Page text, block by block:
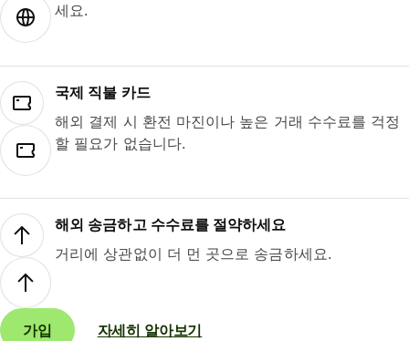
세요.
국제 직불 카드
해외 결제 시 환전 마진이나 높은 거래 수수료를 걱정
할 필요가 없습니다.
해외 송금하고 수수료를 절약하세요
거리에 상관없이 더 먼 곳으로 송금하세요.
가입 자세히 알아보기